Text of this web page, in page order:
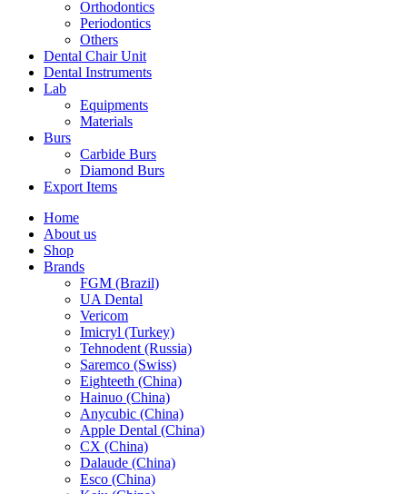
Orthodontics
Periodontics
Others
Dental Chair Unit
Dental Instruments
Lab
Equipments
Materials
Burs
Carbide Burs
Diamond Burs
Export Items
Home
About us
Shop
Brands
FGM (Brazil)
UA Dental
Vericom
Imicryl (Turkey)
Tehnodent (Russia)
Saremco (Swiss)
Eighteeth (China)
Hainuo (China)
Anycubic (China)
Apple Dental (China)
CX (China)
Dalaude (China)
Esco (China)